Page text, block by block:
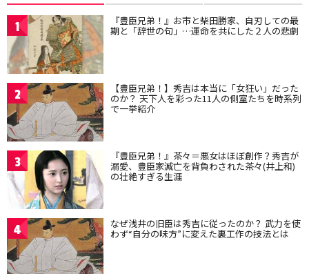
1 『豊臣兄弟！』お市と柴田勝家、自刃しての最
期と「辞世の句」…運命を共にした２人の悲劇
2 【豊臣兄弟！】秀吉は本当に「女狂い」だった
のか？ 天下人を彩った11人の側室たちを時系列
で一挙紹介
3 『豊臣兄弟！』茶々＝悪女はほぼ創作？秀吉が
溺愛、豊臣家滅亡を背負わされた茶々(井上和)
の壮絶すぎる生涯
4 なぜ浅井の旧臣は秀吉に従ったのか？ 武力を使
わず“自分の味方”に変えた裏工作の技法とは